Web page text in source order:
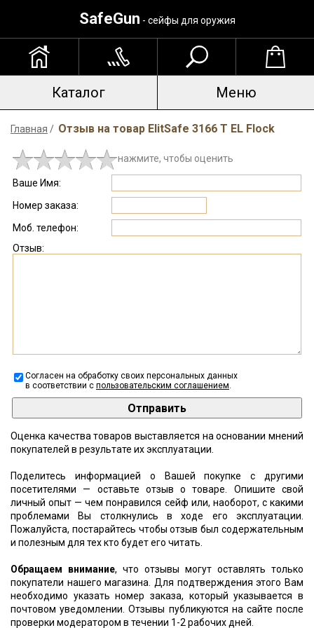
SafeGun - сейфы для оружия
Каталог Меню
Главная / Отзыв на товар ElitSafe 3166 T EL Flock
нажмите, чтобы оценить
Ваше Имя:
Номер заказа:
Моб. телефон:
Отзыв:
Согласен на обработку своих персональных данных
в соответствии с пользовательским соглашением.
Оценка качества товаров выставляется на основании мнений
покупателей в результате их эксплуатации.
Поделитесь информацией о Вашей покупке с другими
посетителями — оставьте отзыв о товаре. Опишите свой
личный опыт — чем понравился сейф или, наоборот, с какими
проблемами Вы столкнулись в ходе его эксплуатации.
Пожалуйста, постарайтесь чтобы отзыв был содержательным
и полезным для тех кто будет его читать.
Обращаем внимание, что отзывы могут оставлять только
покупатели нашего магазина. Для подтверждения этого Вам
необходимо указать номер заказа, который указывается в
почтовом уведомлении. Отзывы публикуются на сайте после
проверки модератором в течении 1-2 рабочих дней.